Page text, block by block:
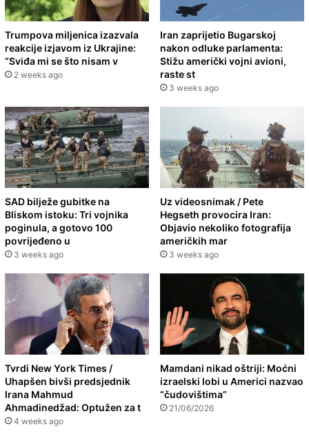
Trumpova miljenica izazvala
reakcije izjavom iz Ukrajine:
“Sviđa mi se što nisam v
2 weeks ago
Iran zaprijetio Bugarskoj
nakon odluke parlamenta:
Stižu američki vojni avioni,
raste st
3 weeks ago
SAD bilježe gubitke na
Bliskom istoku: Tri vojnika
poginula, a gotovo 100
povrijeđeno u
3 weeks ago
Uz videosnimak / Pete
Hegseth provocira Iran:
Objavio nekoliko fotografija
američkih mar
3 weeks ago
Tvrdi New York Times /
Uhapšen bivši predsjednik
Irana Mahmud
Ahmadinedžad: Optužen za t
4 weeks ago
Mamdani nikad oštriji: Moćni
izraelski lobi u Americi nazvao
“čudovištima”
21/06/2026